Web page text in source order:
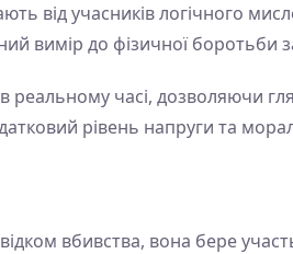
учасників логічного
вимір до фізичної боротьби
часі, дозволяючи
рівень напруги та
вбивства, вона бере